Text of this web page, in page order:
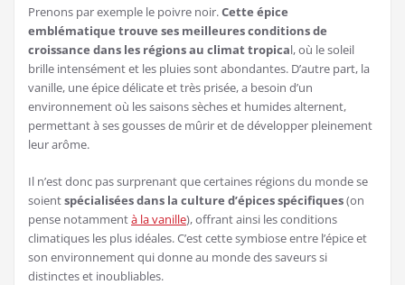
Prenons par exemple le poivre noir.Cette épice
emblématique trouve ses meilleures conditions de
croissance dans les régions au climat tropical, où le soleil
brille intensément et les pluies sont abondantes. D’autre part, la
vanille, une épice délicate et très prisée, a besoin d’un
environnement où les saisons sèches et humides alternent,
permettant à ses gousses de mûrir et de développer pleinement
leur arôme.
Il n’est donc pas surprenant que certaines régions du monde se
soientspécialisées dans la culture d’épices spécifiques(on
pense notammentà la vanille), offrant ainsi les conditions
climatiques les plus idéales. C’est cette symbiose entre l’épice et
son environnement qui donne au monde des saveurs si
distinctes et inoubliables.